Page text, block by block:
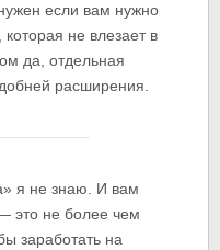
если вам нужно
не влезает в
да, отдельная
расширения.
я не знаю. И вам
это не более чем
заработать на